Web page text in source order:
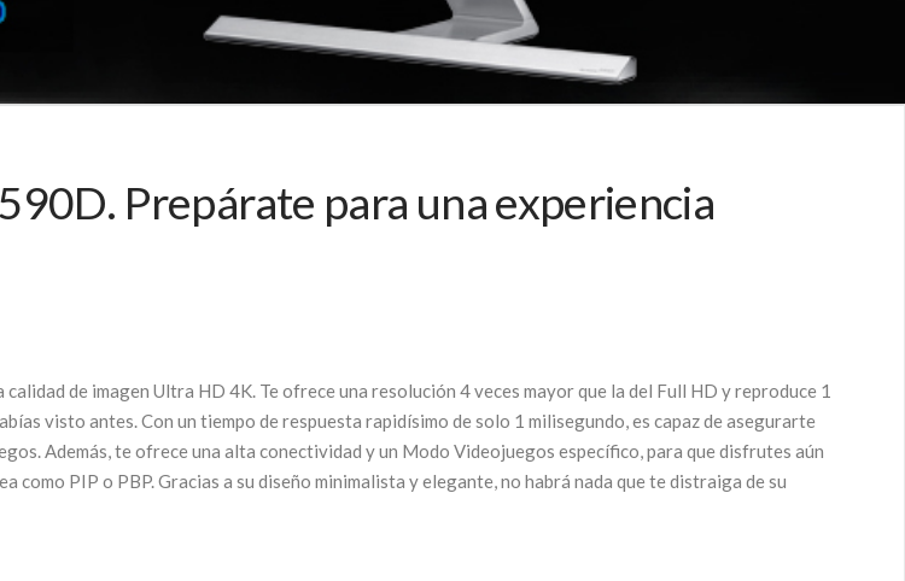
Prepárate para una experiencia
de imagen Ultra HD 4K. Te ofrece una resolución 4 veces mayor que la del Full HD y reproduce 1
visto antes. Con un tiempo de respuesta rapidísimo de solo 1 milisegundo, es capaz de asegurarte
Además, te ofrece una alta conectividad y un Modo Videojuegos específico, para que disfrutes aún
como PIP o PBP. Gracias a su diseño minimalista y elegante, no habrá nada que te distraiga de su